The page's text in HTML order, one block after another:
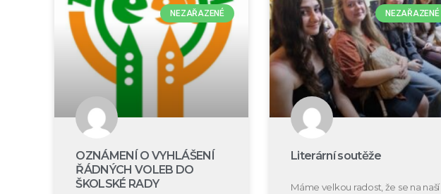
NEZAŘAZENÉ
OZNÁMENÍ O VYHLÁŠENÍ
ŘÁDNÝCH VOLEB DO
ŠKOLSKÉ RADY
NEZAŘAZENÉ
Literární soutěže
Máme velkou radost, že se na naší